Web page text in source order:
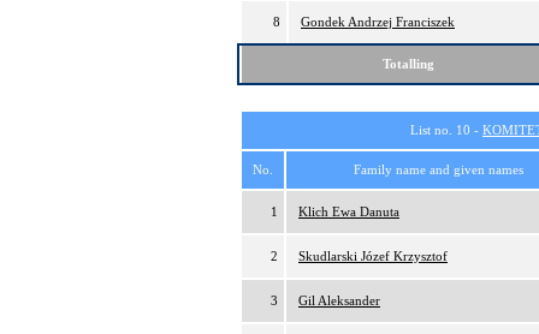
8 Gondek Andrzej Franciszek
Totalling
List no. 10 -
No. Family name and given names
1 Klich Ewa Danuta
2 Skudlarski Józef Krzysztof
3 Gil Aleksander